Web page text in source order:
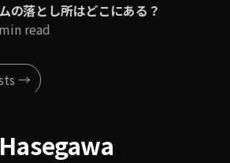
の落とし所はどこにある？
read
→